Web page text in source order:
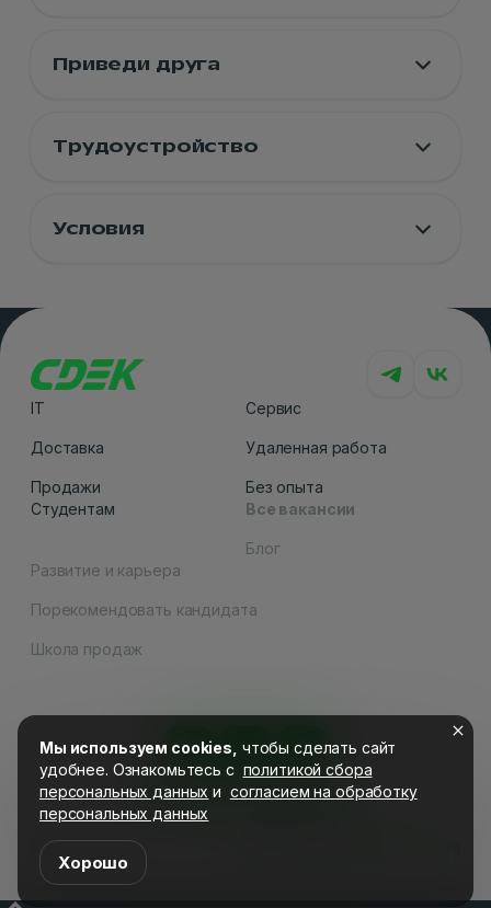
Приведи друга
Трудоустройство
Условия
Мы используем cookies, чтобы сделать сайт
удобнее. Ознакомьтесь c политикой сбора
персональных данных и согласием на обработку
персональных данных
Хорошо
IT
Доставка
Продажи
Сервис
Удаленная работа
Без опыта
Студентам
Все вакансии
Блог
Развитие и карьера
Порекомендовать кандидата
Школа продаж
© СДЭК, 2026
Всё дело в людях